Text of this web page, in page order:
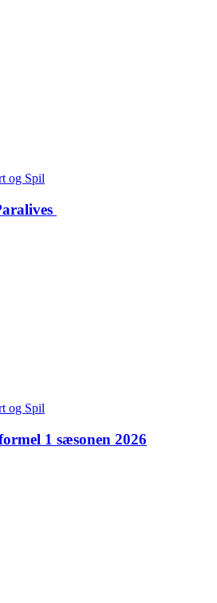
og Spil
og Spil
1 sæsonen 2026